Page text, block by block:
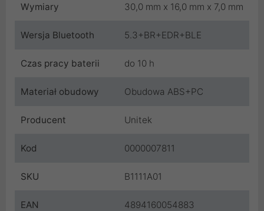
Wymiary 30,0 mm x 16,0 mm x 7,0 mm
Wersja Bluetooth 5.3+BR+EDR+BLE
Czas pracy baterii do 10 h
Materiał obudowy Obudowa ABS+PC
Producent Unitek
Kod 0000007811
SKU B1111A01
EAN 4894160054883